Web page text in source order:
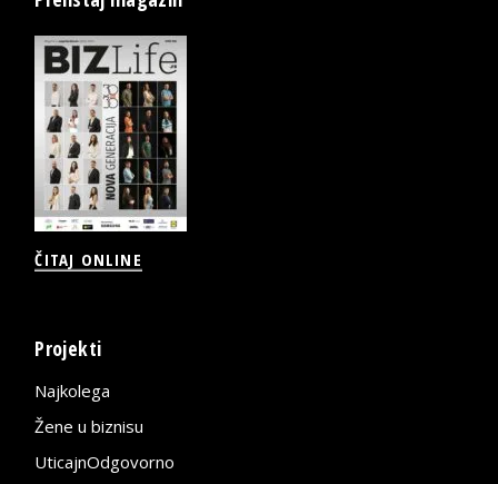
ČITAJ ONLINE
Projekti
Najkolega
Žene u biznisu
UticajnOdgovorno